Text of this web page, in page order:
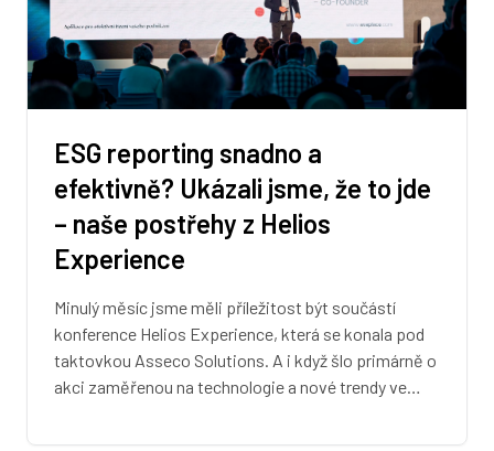
ESG reporting snadno a
efektivně? Ukázali jsme, že to jde
– naše postřehy z Helios
Experience
Minulý měsíc jsme měli příležitost být součástí
konference Helios Experience, která se konala pod
taktovkou Asseco Solutions. A i když šlo primárně o
akci zaměřenou na technologie a nové trendy ve…